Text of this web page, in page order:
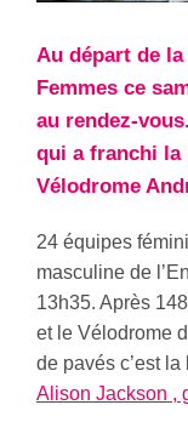
Au départ de
Femmes ce
au rendez-
qui a franchi la
Vélodrome
24 équipes
masculine de
13h35. Après
et le Vélodrome
de pavés c’est
Alison Jackson ,